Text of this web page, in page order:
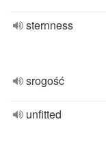
sternness
srogość
unfitted